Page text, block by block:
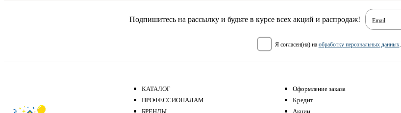
Подпишитесь на рассылку и будьте в курсе всех акций и распродаж! Email
я согласен(на) на обработку персональных данных.
КАТАЛОГ
ПРОФЕССИОНАЛАМ
БРЕНДЫ
Оформление заказа
Кредит
Акции